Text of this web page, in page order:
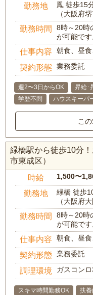
勤務地
鳳 徒歩15
（大阪府
勤務時間
8時～20時
が可能で
仕事内容 朝食、昼
契約形態 業務委託
週2〜3日からOK 昇給･
学歴不問
ハウスキーパ
こ
緑橋駅から徒歩10分
市東成区）
時給 1,500〜
勤務地
緑橋 徒歩
（大阪府
勤務時間
8時～20時
が可能で
仕事内容 朝食、昼
契約形態 業務委託
調理環境 ガスコンロ
スキマ時間勤務OK 扶